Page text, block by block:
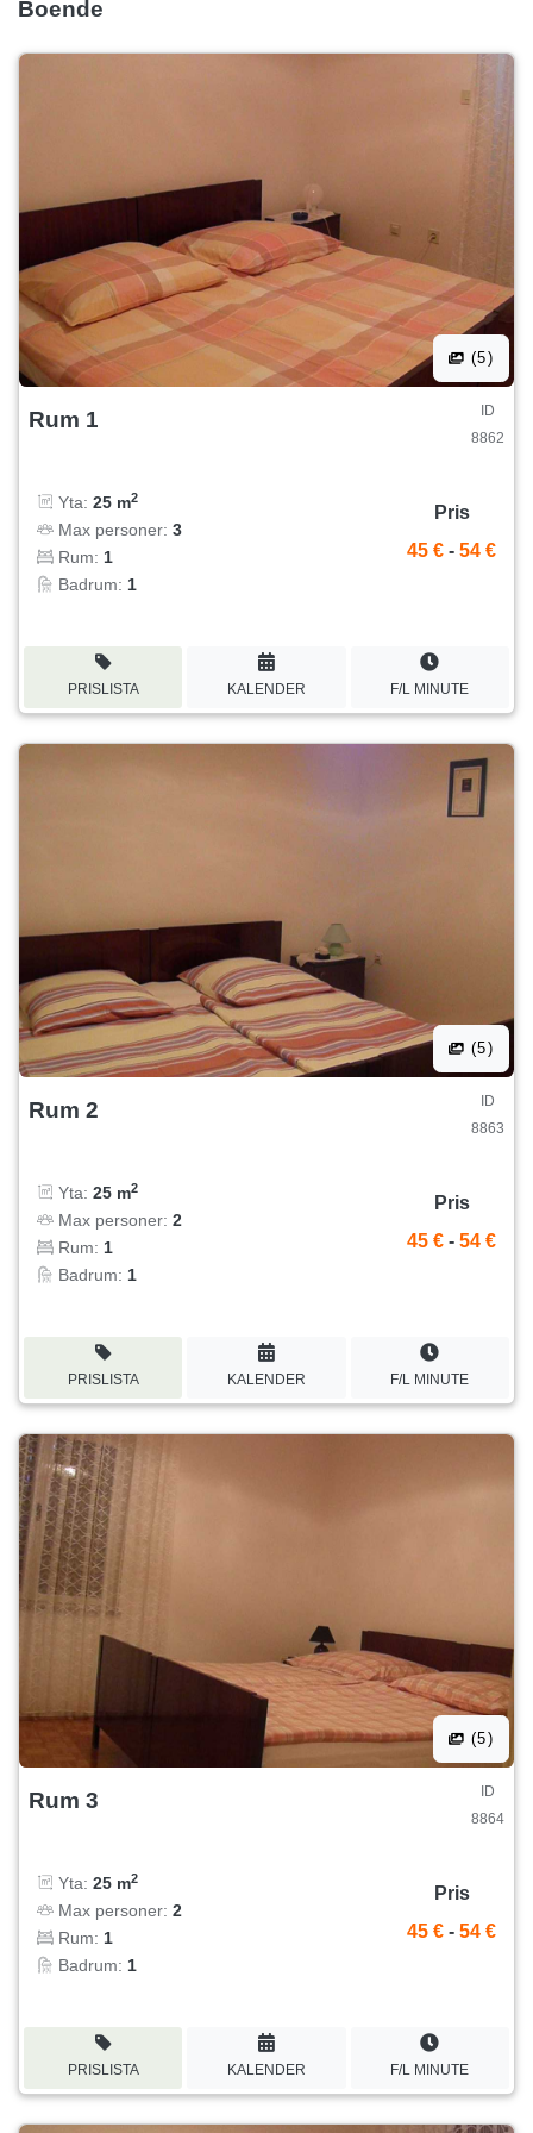
Boende
(5)
Rum 1
ID
8862
Yta: 25 m2
Max personer: 3
Rum: 1
Badrum: 1
Pris
45 € - 54 €
PRISLISTA KALENDER F/L MINUTE
(5)
Rum 2
ID
8863
Yta: 25 m2
Max personer: 2
Rum: 1
Badrum: 1
Pris
45 € - 54 €
PRISLISTA KALENDER F/L MINUTE
(5)
Rum 3
ID
8864
Yta: 25 m2
Max personer: 2
Rum: 1
Badrum: 1
Pris
45 € - 54 €
PRISLISTA KALENDER F/L MINUTE